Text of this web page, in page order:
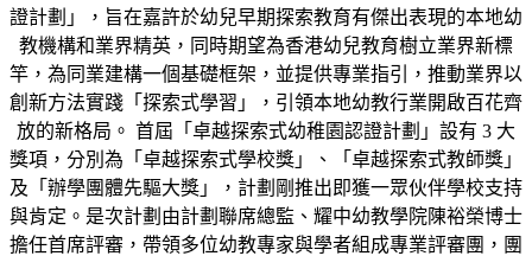
證計劃」，旨在嘉許於幼兒早期探索教育有傑出表現的本地幼
教機構和業界精英，同時期望為香港幼兒教育樹立業界新標
竿，為同業建構一個基礎框架，並提供專業指引，推動業界以
創新方法實踐「探索式學習」，引領本地幼教行業開啟百花齊
放的新格局。 首屆「卓越探索式幼稚園認證計劃」設有 3 大
獎項，分別為「卓越探索式學校獎」、「卓越探索式教師獎」
及「辦學團體先驅大獎」，計劃剛推出即獲一眾伙伴學校支持
與肯定。是次計劃由計劃聯席總監、耀中幼教學院陳裕榮博士
擔任首席評審，帶領多位幼教專家與學者組成專業評審團，團